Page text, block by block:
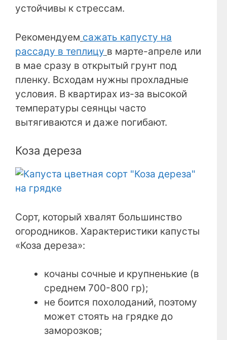
устойчивы к стрессам.
Рекомендуем сажать капусту на
рассаду в теплицу в марте-апреле или
в мае сразу в открытый грунт под
пленку. Всходам нужны прохладные
условия. В квартирах из-за высокой
температуры сеянцы часто
вытягиваются и даже погибают.
Коза дереза
Сорт, который хвалят большинство
огородников. Характеристики капусты
«Коза дереза»:
кочаны сочные и крупненькие (в
среднем 700-800 гр);
не боится похолоданий, поэтому
может стоять на грядке до
заморозков;